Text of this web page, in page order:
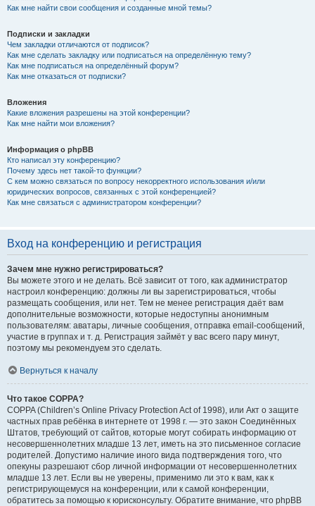
Как мне найти свои сообщения и созданные мной темы?
Подписки и закладки
Чем закладки отличаются от подписок?
Как мне сделать закладку или подписаться на определённую тему?
Как мне подписаться на определённый форум?
Как мне отказаться от подписки?
Вложения
Какие вложения разрешены на этой конференции?
Как мне найти мои вложения?
Информация о phpBB
Кто написал эту конференцию?
Почему здесь нет такой-то функции?
С кем можно связаться по вопросу некорректного использования и/или
юридических вопросов, связанных с этой конференцией?
Как мне связаться с администратором конференции?
Вход на конференцию и регистрация
Зачем мне нужно регистрироваться?
Вы можете этого и не делать. Всё зависит от того, как администратор
настроил конференцию: должны ли вы зарегистрироваться, чтобы
размещать сообщения, или нет. Тем не менее регистрация даёт вам
дополнительные возможности, которые недоступны анонимным
пользователям: аватары, личные сообщения, отправка email-сообщений,
участие в группах и т. д. Регистрация займёт у вас всего пару минут,
поэтому мы рекомендуем это сделать.
Вернуться к началу
Что такое COPPA?
COPPA (Children’s Online Privacy Protection Act of 1998), или Акт о защите
частных прав ребёнка в интернете от 1998 г. — это закон Соединённых
Штатов, требующий от сайтов, которые могут собирать информацию от
несовершеннолетних младше 13 лет, иметь на это письменное согласие
родителей. Допустимо наличие иного вида подтверждения того, что
опекуны разрешают сбор личной информации от несовершеннолетних
младше 13 лет. Если вы не уверены, применимо ли это к вам, как к
регистрирующемуся на конференции, или к самой конференции,
обратитесь за помощью к юрисконсульту. Обратите внимание, что phpBB